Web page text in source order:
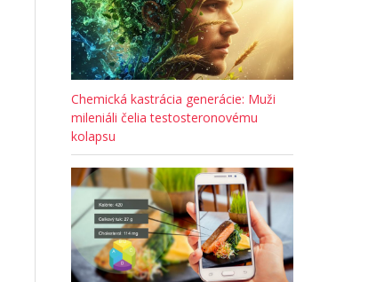
Chemická kastrácia generácie: Muži
mileniáli čelia testosteronovému
kolapsu